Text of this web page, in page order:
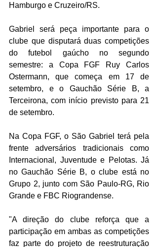
Hamburgo e Cruzeiro/RS.
Gabriel será peça importante para o
clube que disputará duas competições
do futebol gaúcho no segundo
semestre: a Copa FGF Ruy Carlos
Ostermann, que começa em 17 de
setembro, e o Gauchão Série B, a
Terceirona, com início previsto para 21
de setembro.
Na Copa FGF, o São Gabriel terá pela
frente adversários tradicionais como
Internacional, Juventude e Pelotas. Já
no Gauchão Série B, o clube está no
Grupo 2, junto com São Paulo-RG, Rio
Grande e FBC Riograndense.
"A direção do clube reforça que a
participação em ambas as competições
faz parte do projeto de reestruturação